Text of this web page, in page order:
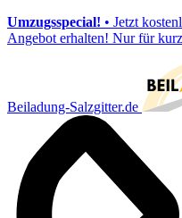
Umzugsspecial! • Jetzt
Angebot erhalten! Nur für
Beiladung-Salzgitter.de